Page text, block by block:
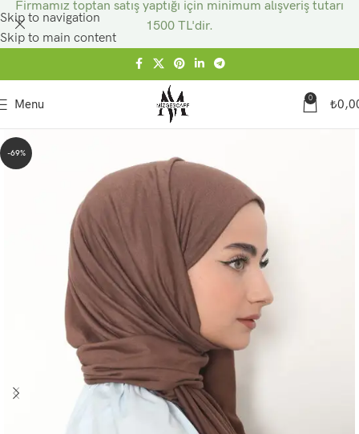
Skip to navigation
Skip to main content
Menu 0 ₺
-69%
Firmamız toptan satış yaptığı için minimum alışveriş tutarı
1500 TL'dir.